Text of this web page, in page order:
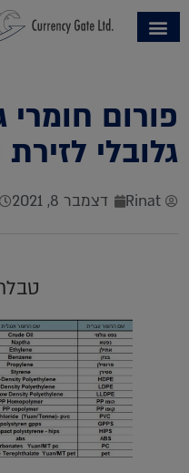
פורום
גלובלי
Rinat דצמבר 8, 2021